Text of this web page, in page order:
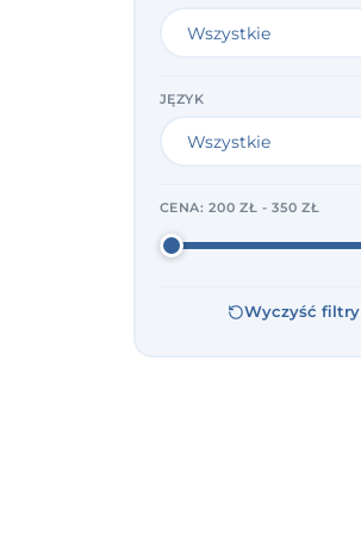
JĘZYK
CENA:200 ZŁ - 350 ZŁ
Wyczyść filtry